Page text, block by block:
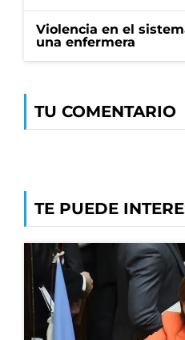
Violencia en el
una enfermera
TU COMENTARIO
TE PUEDE